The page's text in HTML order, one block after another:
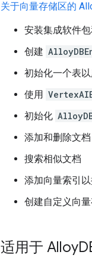
关于向量存储区的
安装集成软件
创建
初始化一个表
使用
初始化
添加和删除文档
搜索相似文档
添加向量索引
创建自定义向
适用于 Alloy